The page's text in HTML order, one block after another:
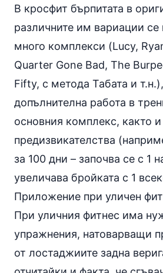
В кросфит бърпитата в
различните им вариации се
много комплекси (Lucy,
Quarter Gone Bad, The
Fifty, с метода Табата и
допълнителна работа в
основния комплекс, както
предизвикателства
за 100 дни – започва се с 1
увеличава бройката с 1
Приложение при уличен
При уличния фитнес има
упражнения, натоварващи
от лостаджиите задна